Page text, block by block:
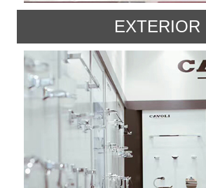
EXTERIOR